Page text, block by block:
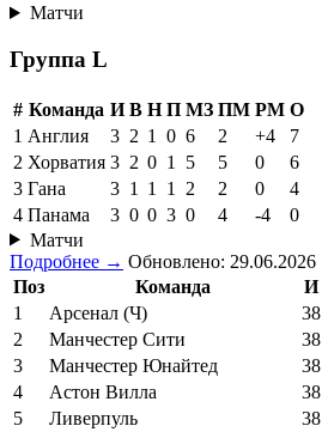
Матчи
Группа L
# Команда И В Н П МЗ ПМ РМ О
1 Англия 3 2 1 0 6 2 +4
7
2 Хорватия 3 2 0 1 5 5 0
6
3 Гана 3 1 1 1 2 2 0
4
4 Панама 3 0 0 3 0 4 -4
0
Матчи
Подробнее → Обновлено: 29.06.2026
Поз
Команда И
1
Арсенал (Ч) 38
2
Манчестер Сити 38
3
Манчестер Юнайтед 38
4
Астон Вилла 38
5
Ливерпуль 38